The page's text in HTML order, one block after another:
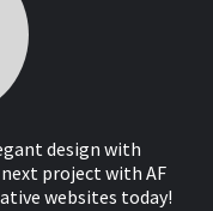
design with
project with AF
websites today!